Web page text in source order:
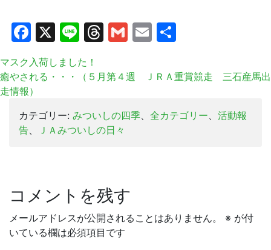
Facebook
X LineThreads
Gmail
Email
マスク入荷しました！
癒やされる・・・（５月第４週 ＪＲＡ重賞競走 三石産馬出
走情報）
カテゴリー: みついしの四季、 全カテゴリー、 活動報
告、 ＪＡみついしの日々
コメントを残す
メールアドレスが公開されることはありません。 ※ が付
いている欄は必須項目です